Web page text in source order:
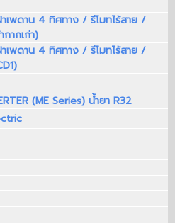
เพดาน 4 ทิศทาง / รีโมทไร้สาย /
ากเก่า)
เพดาน 4 ทิศทาง / รีโมทไร้สาย /
(ME Series) น้ำยา R32